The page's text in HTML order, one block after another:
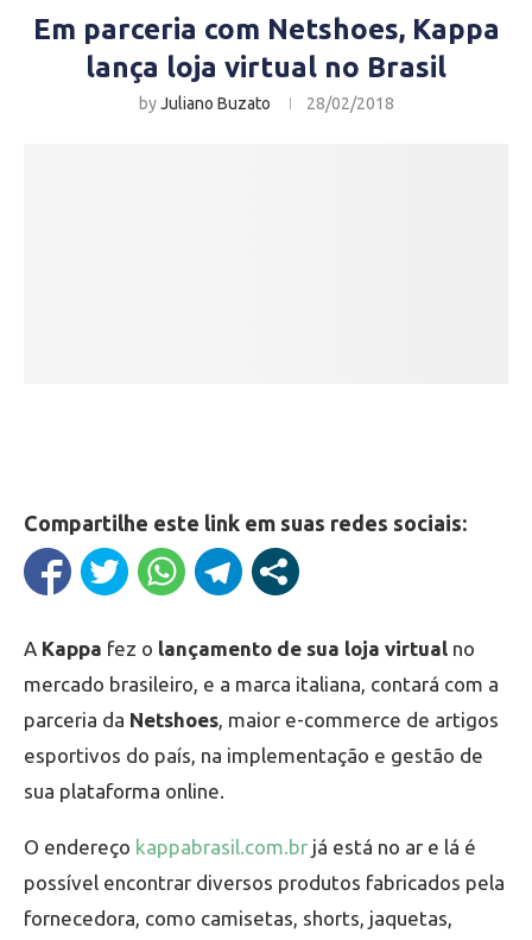
Em parceria com Netshoes, Kappa
lança loja virtual no Brasil
byJuliano Buzato 28/02/2018
Compartilhe este link em suas redes sociais:
A Kappa fez o lançamento de sua loja virtual no
mercado brasileiro, e a marca italiana, contará com a
parceria da Netshoes , maior e-commerce de artigos
esportivos do país, na implementação e gestão de
sua plataforma online.
O endereço kappabrasil.com.br já está no ar e lá é
possível encontrar diversos produtos fabricados pela
fornecedora, como camisetas, shorts, jaquetas,